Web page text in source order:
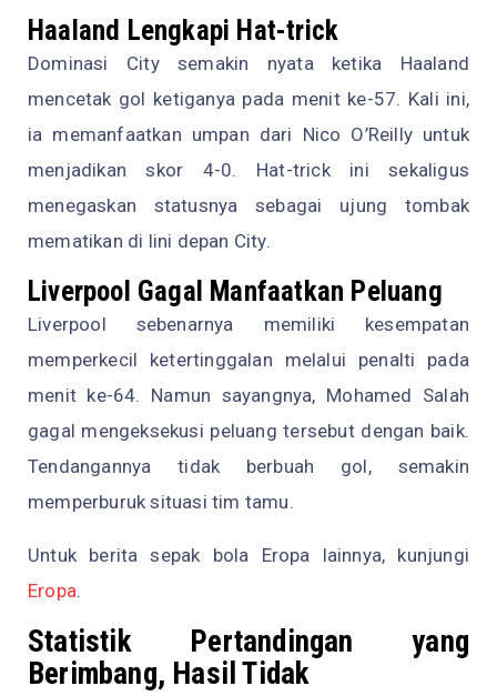
Haaland Lengkapi Hat-trick
Dominasi City semakin nyata ketika Haaland
mencetak gol ketiganya pada menit ke-57. Kali ini,
ia memanfaatkan umpan dari Nico O’Reilly untuk
menjadikan skor 4-0. Hat-trick ini sekaligus
menegaskan statusnya sebagai ujung tombak
mematikan di lini depan City.
Liverpool Gagal Manfaatkan Peluang
Liverpool sebenarnya memiliki kesempatan
memperkecil ketertinggalan melalui penalti pada
menit ke-64. Namun sayangnya, Mohamed Salah
gagal mengeksekusi peluang tersebut dengan baik.
Tendangannya tidak berbuah gol, semakin
memperburuk situasi tim tamu.
Untuk berita sepak bola Eropa lainnya, kunjungi
Eropa.
Statistik Pertandingan yang
Berimbang, Hasil Tidak